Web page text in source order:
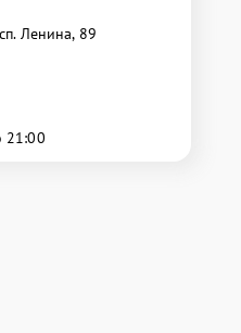
Ленина, 89
21:00